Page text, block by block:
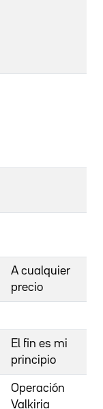
A cualquier
precio
El fin es mi
principio
Operación
Valkiria